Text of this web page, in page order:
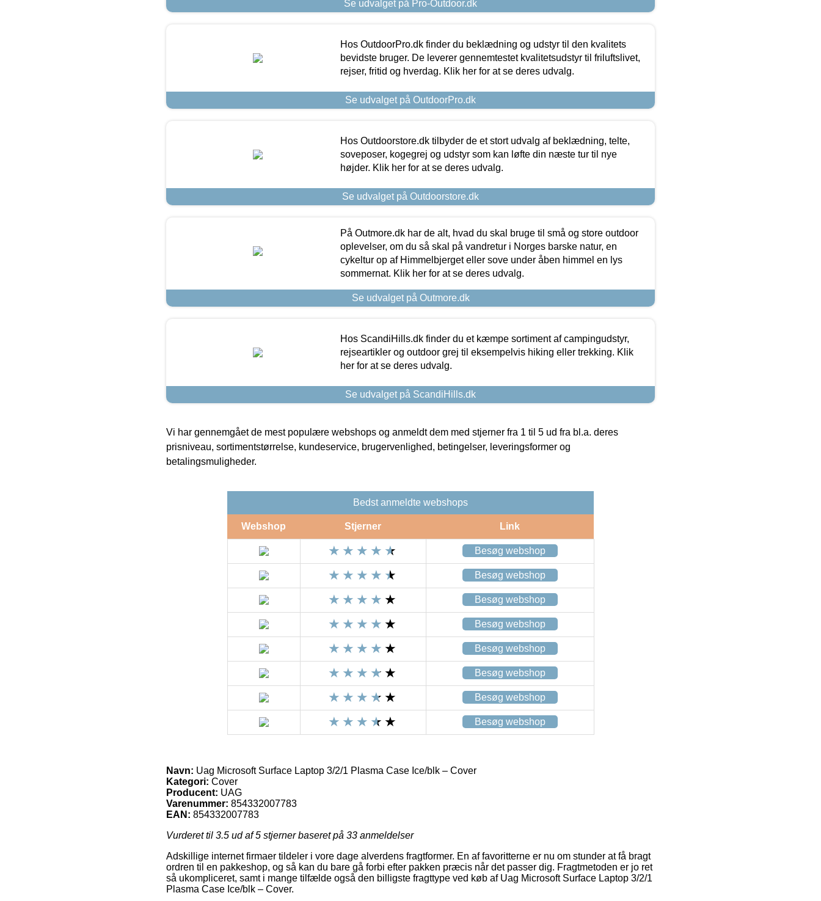
Se udvalget på Pro-Outdoor.dk
Hos OutdoorPro.dk finder du beklædning og udstyr til den kvalitets
bevidste bruger. De leverer gennemtestet kvalitetsudstyr til friluftslivet,
rejser, fritid og hverdag. Klik her for at se deres udvalg.
Se udvalget på OutdoorPro.dk
Hos Outdoorstore.dk tilbyder de et stort udvalg af beklædning, telte,
soveposer, kogegrej og udstyr som kan løfte din næste tur til nye
højder. Klik her for at se deres udvalg.
Se udvalget på Outdoorstore.dk
På Outmore.dk har de alt, hvad du skal bruge til små og store outdoor
oplevelser, om du så skal på vandretur i Norges barske natur, en
cykeltur op af Himmelbjerget eller sove under åben himmel en lys
sommernat. Klik her for at se deres udvalg.
Se udvalget på Outmore.dk
Hos ScandiHills.dk finder du et kæmpe sortiment af campingudstyr,
rejseartikler og outdoor grej til eksempelvis hiking eller trekking. Klik
her for at se deres udvalg.
Se udvalget på ScandiHills.dk
Vi har gennemgået de mest populære webshops og anmeldt dem med stjerner fra 1 til 5 ud fra bl.a. deres
prisniveau, sortimentstørrelse, kundeservice, brugervenlighed, betingelser, leveringsformer og
betalingsmuligheder.
Bedst anmeldte webshops
Webshop Stjerner Link
Besøg webshop
Besøg webshop
Besøg webshop
Besøg webshop
Besøg webshop
Besøg webshop
Besøg webshop
Besøg webshop
Navn: Uag Microsoft Surface Laptop 3/2/1 Plasma Case Ice/blk – Cover
Kategori: Cover
Producent: UAG
Varenummer: 854332007783
EAN: 854332007783
Vurderet til 3.5 ud af 5 stjerner baseret på 33 anmeldelser
Adskillige internet firmaer tildeler i vore dage alverdens fragtformer. En af favoritterne er nu om stunder at få bragt
ordren til en pakkeshop, og så kan du bare gå forbi efter pakken præcis når det passer dig. Fragtmetoden er jo ret
så ukompliceret, samt i mange tilfælde også den billigste fragttype ved køb af Uag Microsoft Surface Laptop 3/2/1
Plasma Case Ice/blk – Cover.